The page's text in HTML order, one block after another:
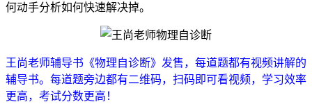
何动手分析如何快速解决掉。
王尚老师辅导书《物理自诊断》发售，每道题都有视频讲解的
辅导书。每道题旁边都有二维码，扫码即可看视频，学习效率
更高，考试分数更高！